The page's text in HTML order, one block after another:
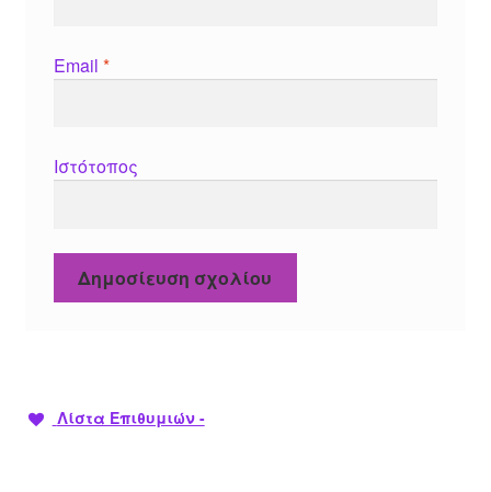
Email *
Ιστότοπος
Λίστα Επιθυμιών -